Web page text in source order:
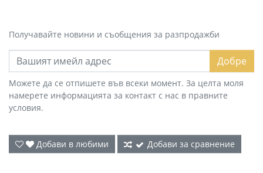
Получавайте новини и съобщения за разпродажби
Добре
Можете да се отпишете във всеки момент. За целта моля
намерете информацията за контакт с нас в правните
условия.
Добави в любими Добави за сравнение